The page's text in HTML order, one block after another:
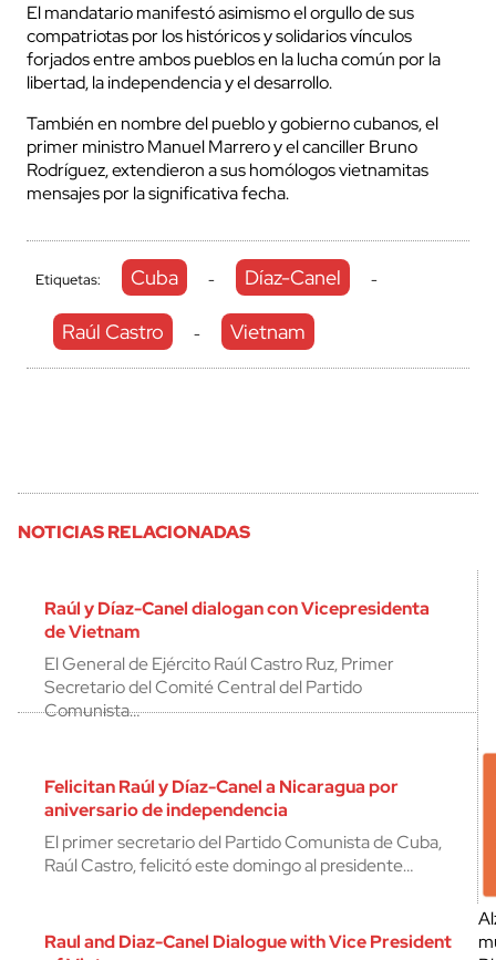
El mandatario manifestó asimismo el orgullo de sus
compatriotas por los históricos y solidarios vínculos
forjados entre ambos pueblos en la lucha común por la
libertad, la independencia y el desarrollo.
También en nombre del pueblo y gobierno cubanos, el
primer ministro Manuel Marrero y el canciller Bruno
Rodríguez, extendieron a sus homólogos vietnamitas
mensajes por la significativa fecha.
Etiquetas: Cuba - Díaz-Canel -
Raúl Castro - Vietnam
NOTICIAS RELACIONADAS
Raúl y Díaz-Canel dialogan con Vicepresidenta
de Vietnam
El General de Ejército Raúl Castro Ruz, Primer
Secretario del Comité Central del Partido
Comunista…
Felicitan Raúl y Díaz-Canel a Nicaragua por
aniversario de independencia
El primer secretario del Partido Comunista de Cuba,
Raúl Castro, felicitó este domingo al presidente…
Raul and Diaz-Canel Dialogue with Vice President